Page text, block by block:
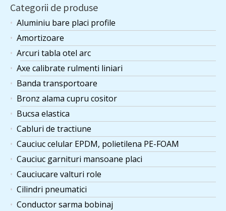
Categorii de produse
Aluminiu bare placi profile
Amortizoare
Arcuri tabla otel arc
Axe calibrate rulmenti liniari
Banda transportoare
Bronz alama cupru cositor
Bucsa elastica
Cabluri de tractiune
Cauciuc celular EPDM, polietilena PE-FOAM
Cauciuc garnituri mansoane placi
Cauciucare valturi role
Cilindri pneumatici
Conductor sarma bobinaj